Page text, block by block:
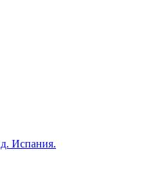
Испания.